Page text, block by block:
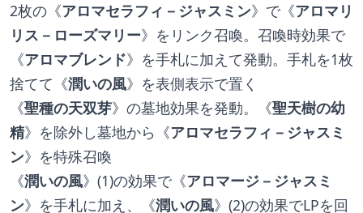
2枚の《アロマセラフィ－ジャスミン》で《アロマリ
リス－ローズマリー》をリンク召喚。召喚時効果で
《アロマブレンド》を手札に加えて発動。手札を1枚
捨てて《潤いの風》を表側表示で置く
《聖種の天双芽》の墓地効果を発動。《聖天樹の幼
精》を除外し墓地から《アロマセラフィ－ジャスミ
ン》を特殊召喚
《潤いの風》(1)の効果で《アロマージ－ジャスミ
ン》を手札に加え、《潤いの風》(2)の効果でLPを回